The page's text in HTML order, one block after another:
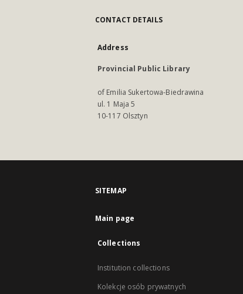
CONTACT DETAILS
Address
Provincial Public Library
of Emilia Sukertowa-Biedrawina
ul. 1 Maja 5
10-117 Olsztyn
SITEMAP
Main page
Collections
Institution collections
Kolekcje osób prywatnych